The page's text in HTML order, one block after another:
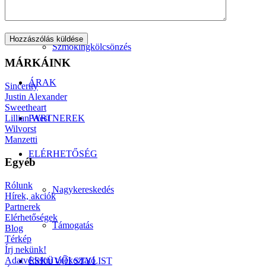
Szmokingkölcsönzés
ÁRAK
PARTNEREK
ELÉRHETŐSÉG
Nagykereskedés
Támogatás
ESKÜVŐI STYLIST
MÁRKÁINK
Sincerity
Justin Alexander
Sweetheart
Lillian West
Wilvorst
Manzetti
Egyéb
Rólunk
Hírek, akciók
Partnerek
Elérhetőségek
Blog
Térkép
Írj nekünk!
Adatvédelmi tájékoztató